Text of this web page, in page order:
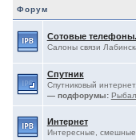
Форум
Сотовые телефоны.
Салоны связи
Спутник
Спутниковый
— подфорумы:
Интернет
Интересные,